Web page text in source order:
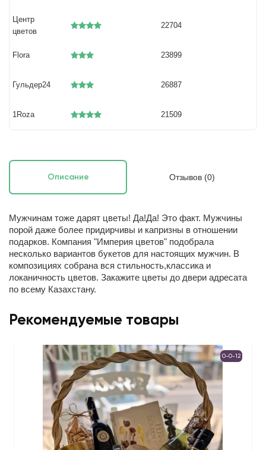
Центр
цветов
22704
Flora 23899
Гульдер24 26887
1Roza 21509
Описание Отзывов (0)
Мужчинам тоже дарят цветы! Да!Да! Это факт. Мужчины
порой даже более придирчивы и капризны в отношении
подарков. Компания "Империя цветов" подобрала
несколько вариантов букетов для настоящих мужчин. В
композициях собрана вся стильность,классика и
локаничность цветов. Закажите цветы до двери адресата
по всему Казахстану.
Рекомендуемые товары
0-0-12